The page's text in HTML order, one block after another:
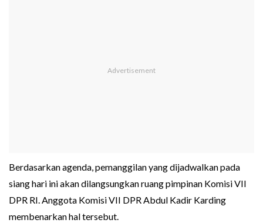
Berdasarkan agenda, pemanggilan yang dijadwalkan pada
siang hari ini akan dilangsungkan ruang pimpinan Komisi VII
DPR RI. Anggota Komisi VII DPR Abdul Kadir Karding
membenarkan hal tersebut.